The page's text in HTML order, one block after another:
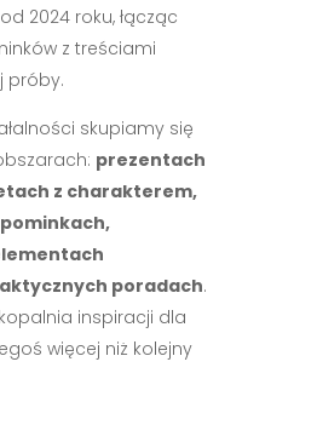
2024 roku, łącząc
z treściami
próby.
skupiamy się
prezentach
z charakterem,
poradach.
inspiracji dla
więcej niż kolejny